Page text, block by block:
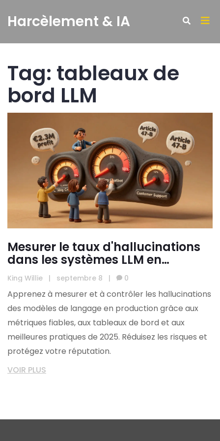
Harcèlement & IA
Tag: tableaux de
bord LLM
Mesurer le taux d'hallucinations
dans les systèmes LLM en
production : métriques et
tableaux de bord
King Willie | septembre 8 | 0
Apprenez à mesurer et à contrôler les hallucinations
des modèles de langage en production grâce aux
métriques fiables, aux tableaux de bord et aux
meilleures pratiques de 2025. Réduisez les risques et
protégez votre réputation.
VOIR PLUS